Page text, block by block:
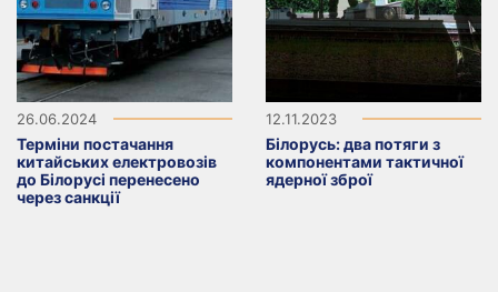
26.06.2024
Терміни постачання
китайських електровозів
до Білорусі перенесено
через санкції
12.11.2023
Білорусь: два потяги з
компонентами тактичної
ядерної зброї